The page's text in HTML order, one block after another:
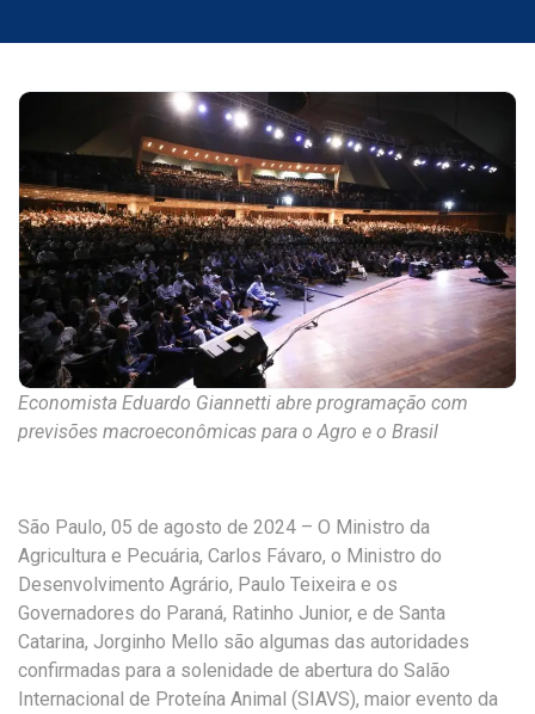
Economista Eduardo Giannetti abre programação com
previsões macroeconômicas para o Agro e o Brasil
São Paulo, 05 de agosto de 2024 – O Ministro da
Agricultura e Pecuária, Carlos Fávaro, o Ministro do
Desenvolvimento Agrário, Paulo Teixeira e os
Governadores do Paraná, Ratinho Junior, e de Santa
Catarina, Jorginho Mello são algumas das autoridades
confirmadas para a solenidade de abertura do Salão
Internacional de Proteína Animal (SIAVS), maior evento da